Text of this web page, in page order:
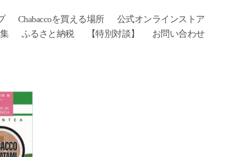
Chabaccoを買える場所
公式オンラインストア
ふるさと納税 【特別対談】 お問い合わせ